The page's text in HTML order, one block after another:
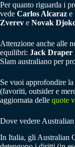
Per quanto riguarda i
vede Carlos Alcaraz e
Zverev e Novak
Attenzione anche alle
equilibri: Jack Draper
Slam australiano per
Se vuoi approfondire
(favoriti, outsider e
aggiornata delle quote
Dove vedere
In Italia, gli Australian